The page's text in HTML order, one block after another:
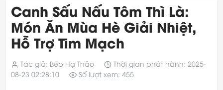
Canh Sấu Nấu Tôm Thì Là:
Món Ăn Mùa Hè Giải Nhiệt,
Hỗ Trợ Tim Mạch
Tác giả: Bếp Hạ Thảo
Thời gian phát hành: 2025-
08-23 02:28:10
Số lượt xem: 455